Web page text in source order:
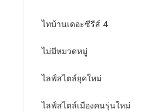
ไทบ้านเดอะซีรีส์ 4
ไม่มีหมวดหมู่
ไลฟ์สไตล์ยุคใหม่
ไลฟ์สไตล์เมืองคนรุ่นใหม่